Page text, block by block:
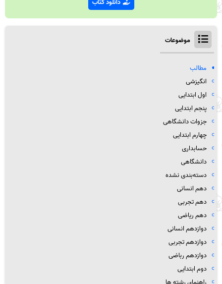
موضوعات
مطالب
انگیزشی
اول ابتدایی
پنجم ابتدایی
جزوات دانشگاهی
چهارم ابتدایی
حسابداری
دانشگاهی
دسته‌بندی نشده
دهم انسانی
دهم تجربی
دهم ریاضی
دوازدهم انسانی
دوازدهم تجربی
دوازدهم رباضی
دوم ابتدایی